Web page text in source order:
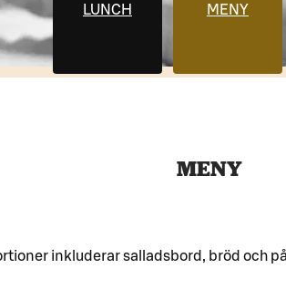
LUNCH MENY
MENY
inkluderar salladsbord, bröd och